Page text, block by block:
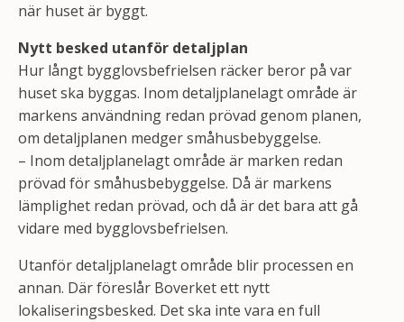
när huset är byggt.
Nytt besked utanför detaljplan
Hur långt bygglovsbefrielsen räcker beror på var
huset ska byggas. Inom detaljplanelagt område är
markens användning redan prövad genom planen,
om detaljplanen medger småhusbebyggelse.
– Inom detaljplanelagt område är marken redan
prövad för småhusbebyggelse. Då är markens
lämplighet redan prövad, och då är det bara att gå
vidare med bygglovsbefrielsen.
Utanför detaljplanelagt område blir processen en
annan. Där föreslår Boverket ett nytt
lokaliseringsbesked. Det ska inte vara en full